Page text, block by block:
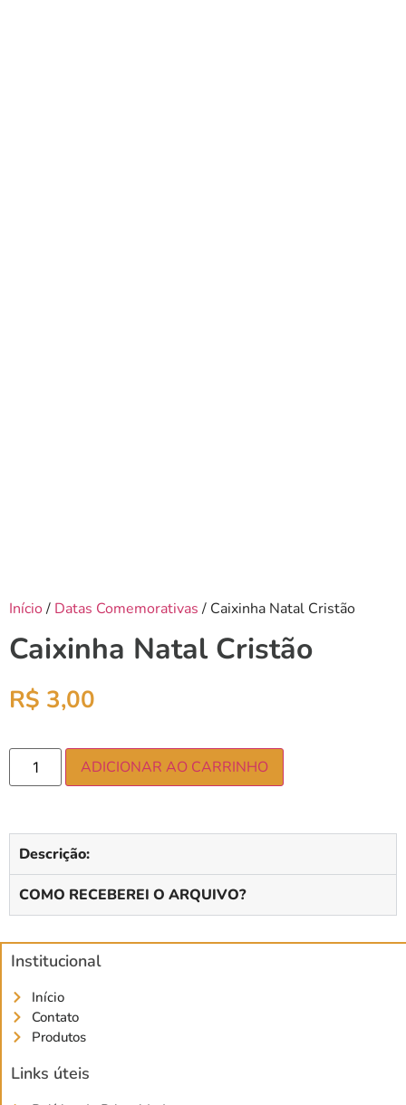
Início/ Datas Comemorativas / Caixinha Natal Cristão
Caixinha Natal Cristão
R$ 3,00
ADICIONAR AO CARRINHO
Descrição:
COMO RECEBEREI O ARQUIVO?
Institucional
Início
Contato
Produtos
Links úteis